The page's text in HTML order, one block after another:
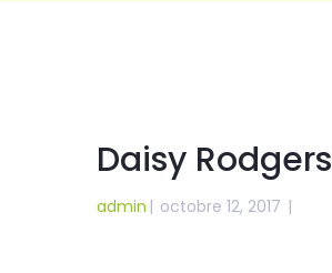
Daisy Rodgers
admin | octobre 12, 2017 |